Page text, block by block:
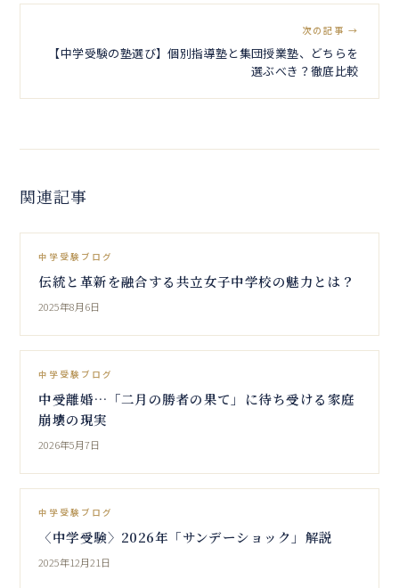
次の記事 →
【中学受験の塾選び】個別指導塾と集団授業塾、どちらを
選ぶべき？徹底比較
関連記事
中学受験ブログ
伝統と革新を融合する共立女子中学校の魅力とは？
2025年8月6日
中学受験ブログ
中受離婚…「二月の勝者の果て」に待ち受ける家庭
崩壊の現実
2026年5月7日
中学受験ブログ
〈中学受験〉2026年「サンデーショック」解説
2025年12月21日